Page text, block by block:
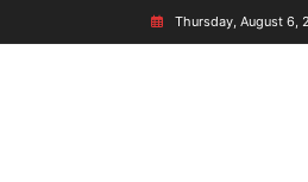
Thursday, August 6,